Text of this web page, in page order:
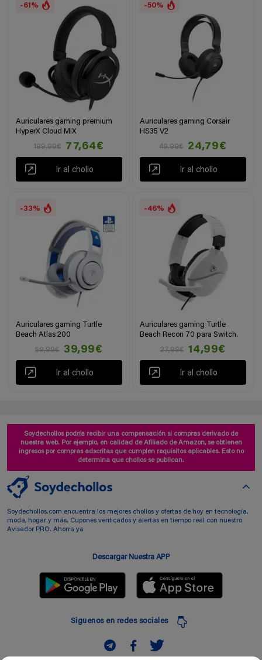
-61%
Auriculares gaming premium
HyperX Cloud MIX
199,99€
77,64€
Ir al chollo
-50%
Auriculares gaming Corsair
HS35 V2
49,99€
24,79€
Ir al chollo
-33%
Auriculares gaming Turtle
Beach Atlas 200
59,99€
39,99€
Ir al chollo
-46%
Auriculares gaming Turtle
Beach Recon 70 para Switch.
27,99€
14,99€
Ir al chollo
Soydechollos podría recibir una compensación si compras derivado de
nuestra web. Por ejemplo, en calidad de Afiliado de Amazon, se obtienen
ingresos por compras adscritas que cumplen requisitos aplicables. Esto no
determina que chollos se publican.
Soydechollos.com encuentra los mejores chollos y ofertas de hoy en tecnología,
moda, hogar y más. Cupones verificados y alertas en tiempo real con nuestro
Avisador PRO. Ahorra ya
Descargar Nuestra APP
Siguenos en redes sociales